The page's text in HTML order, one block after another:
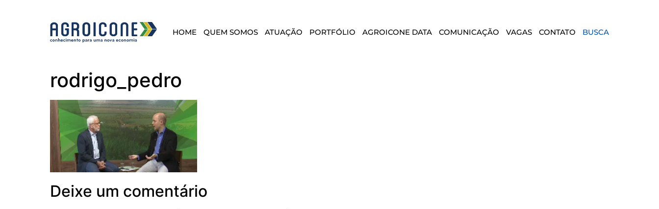
HOME QUEM SOMOS ATUAÇÃO PORTFÓLIO AGROICONE DATA COMUNICAÇÃO VAGAS CONTATO BUSCA
rodrigo_pedro
Deixe um comentário